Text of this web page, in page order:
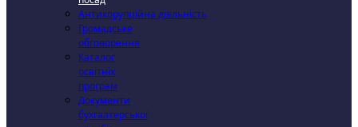
Антикорупційна діяльність
Громадське
обговорення
Каталог
освітніх
програм
Документи
бухгалтерської